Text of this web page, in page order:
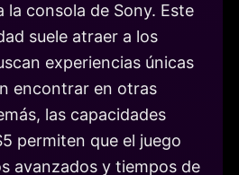
la consola de Sony. Este
suele atraer a los
experiencias únicas
encontrar en otras
las capacidades
permiten que el juego
avanzados y tiempos de